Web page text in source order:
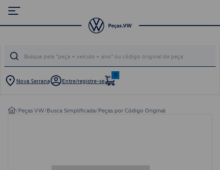
Nova Serrana Entre/registre-se
0
/Peças VW/Busca Simplificada/Peças por Código Original